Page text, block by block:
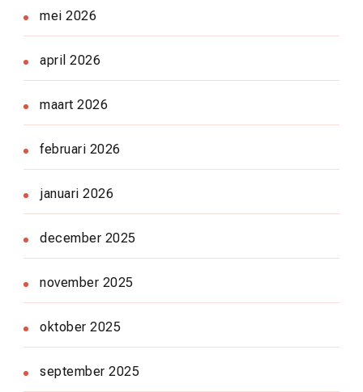
mei 2026
april 2026
maart 2026
februari 2026
januari 2026
december 2025
november 2025
oktober 2025
september 2025